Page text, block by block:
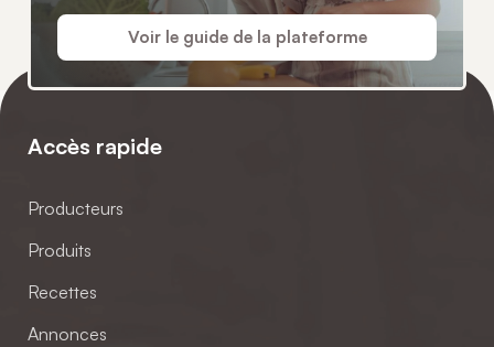
Voir le guide de la plateforme
Accès rapide
Producteurs
Produits
Recettes
Annonces